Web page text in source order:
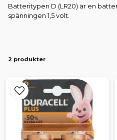
Batteritypen D (LR20) är en
spänningen 1,5 volt.
2 produkter